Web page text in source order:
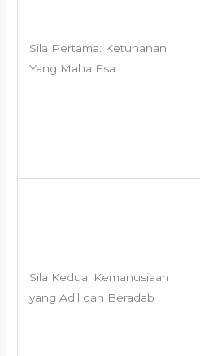
Sila Pertama: Ketuhanan
Yang Maha Esa
Sila Kedua: Kemanusiaan
yang Adil dan Beradab